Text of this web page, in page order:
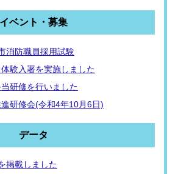
イベント・募集
防職員採用試験
験入署を実施しました
研修を行いました
研修会(令和4年10月6日)
データ
掲載しました